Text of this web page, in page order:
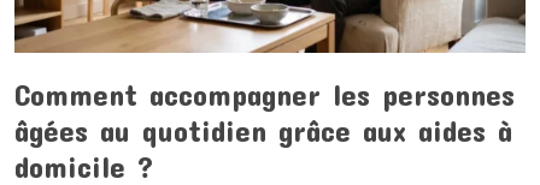
Comment accompagner les personnes
âgées au quotidien grâce aux aides à
domicile ?